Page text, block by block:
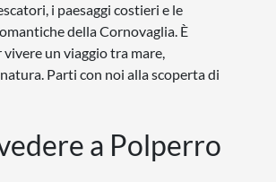
i paesaggi costieri e le
della Cornovaglia. È
un viaggio tra mare,
Parti con noi alla scoperta di
a Polperro